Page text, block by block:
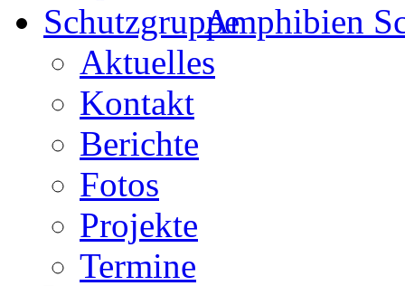
Amphibien
Aktuelles
Kontakt
Berichte
Fotos
Projekte
Termine